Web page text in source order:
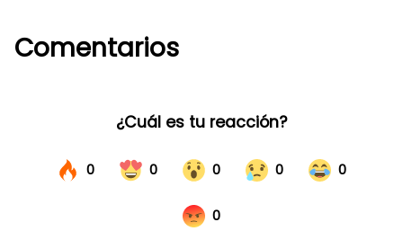
Comentarios